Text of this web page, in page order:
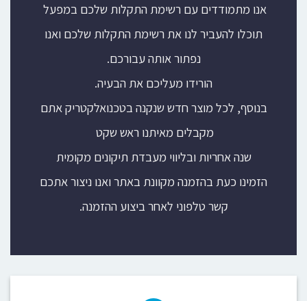
אנו מתמודדים עם רשימת התקלות שלכם במפעל
תוכלו להעביר לנו את רשימת התקלות שלכם ואנו
נפתור אותה עבורכם.
הורידו מעליכם את הבעיה.
בנוסף, לכל מוצר חדש שנקנה בטכנואלקטריק אתם
מקבלים מאיתנו ראש שקט
שנה אחריות ובליווי מעבדת תיקונים מקומית
הזמינו כעת בהזמנה מקוונת באתר ואנו ניצור אתכם
קשר טלפוני לאחר ביצוע ההזמנה.